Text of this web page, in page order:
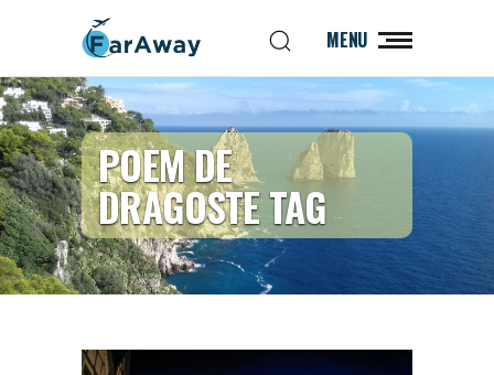
MENU
POEM DE
DRAGOSTE TAG